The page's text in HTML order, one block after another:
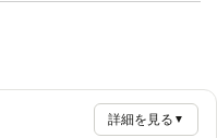
詳細を見る ▼